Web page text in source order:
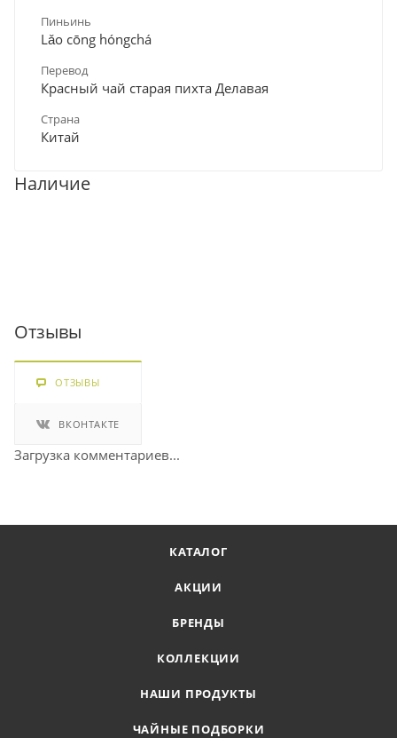
Пиньинь
Lǎo cōng hóngchá
Перевод
Красный чай старая пихта Делавая
Страна
Китай
Наличие
Отзывы
ОТЗЫВЫ
ВКОНТАКТЕ
Загрузка комментариев...
КАТАЛОГ
АКЦИИ
БРЕНДЫ
КОЛЛЕКЦИИ
НАШИ ПРОДУКТЫ
ЧАЙНЫЕ ПОДБОРКИ